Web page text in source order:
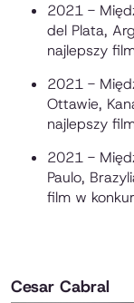
2021 -
del Plata,
najlepszy
2021 -
Ottawie,
najlepszy
2021 -
Paulo,
film w
Cesar Cabral